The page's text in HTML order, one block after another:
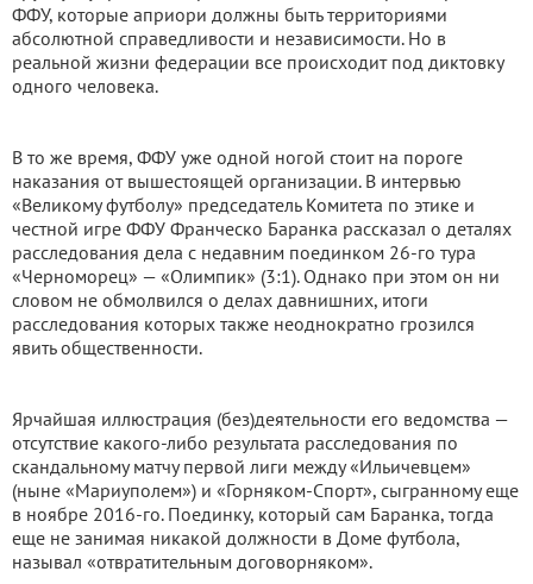
ФФУ, которые априори должны быть территориями
абсолютной справедливости и независимости. Но в
реальной жизни федерации все происходит под диктовку
одного человека.
В то же время, ФФУ уже одной ногой стоит на пороге
наказания от вышестоящей организации. В интервью
«Великому футболу» председатель Комитета по этике и
честной игре ФФУ Франческо Баранка рассказал о деталях
расследования дела с недавним поединком 26-го тура
«Черноморец» — «Олимпик» (3:1). Однако при этом он ни
словом не обмолвился о делах давнишних, итоги
расследования которых также неоднократно грозился
явить общественности.
Ярчайшая иллюстрация (без)деятельности его ведомства —
отсутствие какого-либо результата расследования по
скандальному матчу первой лиги между «Ильичевцем»
(ныне «Мариуполем») и «Горняком-Спорт», сыгранному еще
в ноябре 2016-го. Поединку, который сам Баранка, тогда
еще не занимая никакой должности в Доме футбола,
называл «отвратительным договорняком».